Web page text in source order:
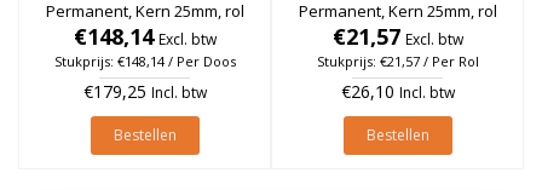
Permanent, Kern 25mm, rol
à 1.370 stuks (Per doos)
€148,14 Excl. btw
Stukprijs: €148,14 / Per Doos
€179,25 Incl. btw
Bestellen
Permanent, Kern 25mm, rol
à 1.370 stuks
€21,57 Excl. btw
Stukprijs: €21,57 / Per Rol
€26,10 Incl. btw
Bestellen